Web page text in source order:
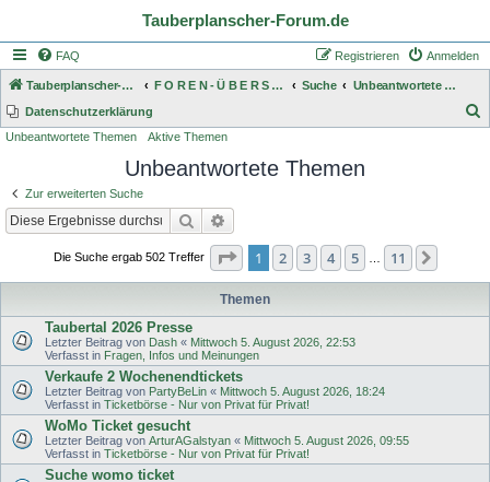
Tauberplanscher-Forum.de
FAQ Anmelden
Registrieren
Tauberplanscher-Forum.de F O R E N - Ü B E R S I C H T Suche
Unbeantwortete Themen
Datenschutzerklärung
Unbeantwortete Themen Aktive Themen
Unbeantwortete Themen
Zur erweiterten Suche
Suche
Die Suche ergab 502 Treffer Seite 1von 11
1 2 3 4 5 11
Themen
Taubertal 2026 Presse
Letzter Beitrag von Dash « Mittwoch 5. August 2026, 22:53
Verfasst in Fragen, Infos und Meinungen
Verkaufe 2 Wochenendtickets
Letzter Beitrag von PartyBeLin « Mittwoch 5. August 2026, 18:24
Verfasst in Ticketbörse - Nur von Privat für Privat!
WoMo Ticket gesucht
Letzter Beitrag von ArturAGalstyan « Mittwoch 5. August 2026, 09:55
Verfasst in Ticketbörse - Nur von Privat für Privat!
Suche womo ticket